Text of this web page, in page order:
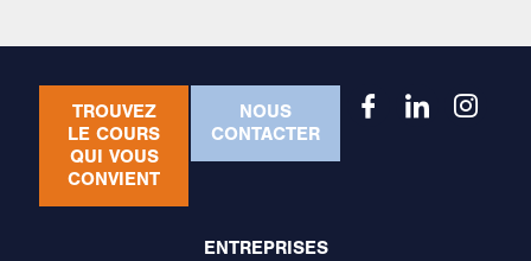
ENTREPRISES
TROUVEZ
LE COURS
QUI VOUS
CONVIENT
NOUS
CONTACTER